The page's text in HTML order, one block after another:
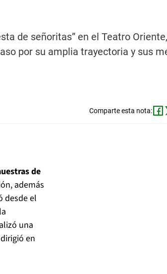
de señoritas” en el Teatro
por su amplia trayectoria y sus
Comparte esta nota:
de
además
desde el
una
en